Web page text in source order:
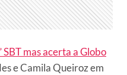
SBT mas acerta a Globo
e Camila Queiroz em